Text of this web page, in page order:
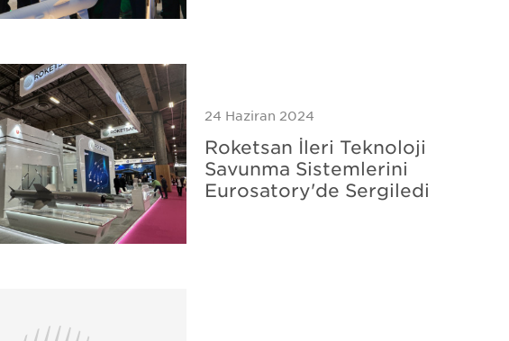
24 Haziran 2024
Roketsan İleri Teknoloji
Savunma Sistemlerini
Eurosatory'de Sergiledi